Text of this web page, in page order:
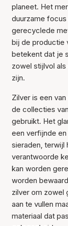
planeet. Het
duurzame focus
gerecyclede
bij de productie
betekent dat je
zowel stijlvol
zijn.
Zilver is een
de collecties
gebruikt. Het
een verfijnde
sieraden, terwijl
verantwoorde
kan worden
worden
zilver om zowel
aan te vullen
materiaal dat